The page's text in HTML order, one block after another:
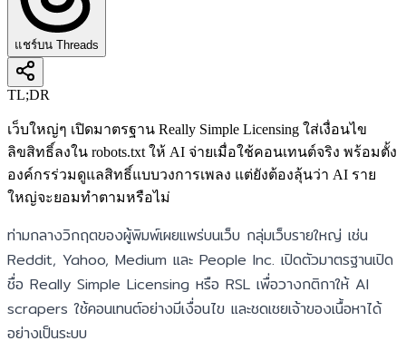
แชร์บน Threads
TL;DR
เว็บใหญ่ๆ เปิดมาตรฐาน Really Simple Licensing ใส่เงื่อนไข
ลิขสิทธิ์ลงใน robots.txt ให้ AI จ่ายเมื่อใช้คอนเทนต์จริง พร้อมตั้ง
องค์กรร่วมดูแลสิทธิ์แบบวงการเพลง แต่ยังต้องลุ้นว่า AI ราย
ใหญ่จะยอมทำตามหรือไม่
ท่ามกลางวิกฤตของผู้พิมพ์เผยแพร่บนเว็บ กลุ่มเว็บรายใหญ่ เช่น
Reddit, Yahoo, Medium และ People Inc. เปิดตัวมาตรฐานเปิด
ชื่อ Really Simple Licensing หรือ RSL เพื่อวางกติกาให้ AI
scrapers ใช้คอนเทนต์อย่างมีเงื่อนไข และชดเชยเจ้าของเนื้อหาได้
อย่างเป็นระบบ